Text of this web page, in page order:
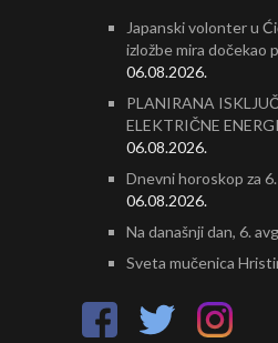
Japanski volonter u
izložbe mira dočekao
06.08.2026.
PLANIRANA
ELEKTRIČNE
06.08.2026.
Dnevni horoskop za
06.08.2026.
Na današnji dan, 6.
Sveta mučenica